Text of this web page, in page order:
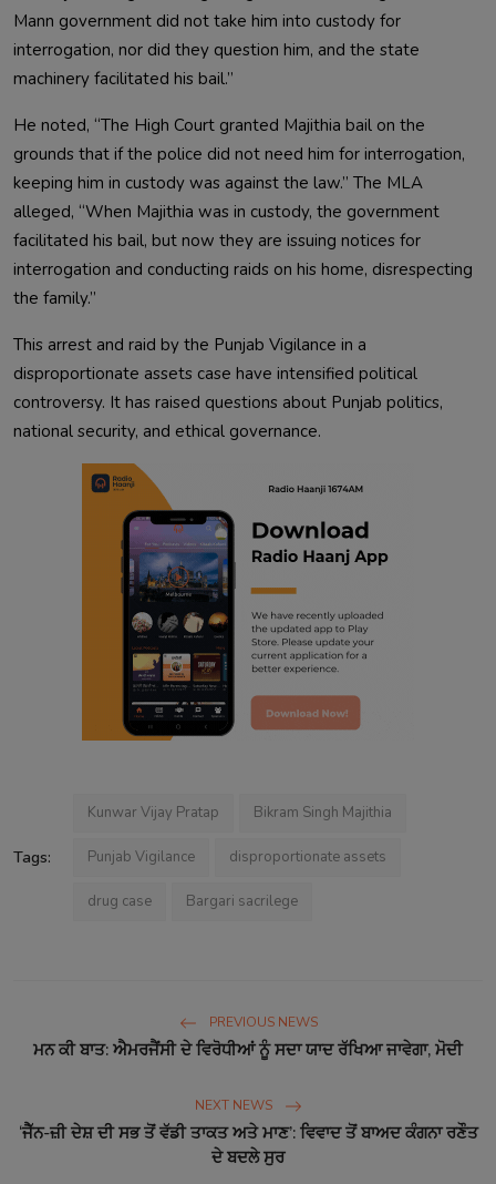
Mann government did not take him into custody for
interrogation, nor did they question him, and the state
machinery facilitated his bail.”
He noted, “The High Court granted Majithia bail on the
grounds that if the police did not need him for interrogation,
keeping him in custody was against the law.” The MLA
alleged, “When Majithia was in custody, the government
facilitated his bail, but now they are issuing notices for
interrogation and conducting raids on his home, disrespecting
the family.”
This arrest and raid by the Punjab Vigilance in a
disproportionate assets case have intensified political
controversy. It has raised questions about Punjab politics,
national security, and ethical governance.
Tags:
Kunwar Vijay Pratap Bikram Singh Majithia
Punjab Vigilance disproportionate assets
drug case Bargari sacrilege
PREVIOUS NEWS
ਮਨ ਕੀ ਬਾਤ: ਐਮਰਜੈਂਸੀ ਦੇ ਵਿਰੋਧੀਆਂ ਨੂੰ ਸਦਾ ਯਾਦ ਰੱਖਿਆ ਜਾਵੇਗਾ, ਮੋਦੀ
NEXT NEWS
‘ਜੈੱਨ-ਜ਼ੀ ਦੇਸ਼ ਦੀ ਸਭ ਤੋਂ ਵੱਡੀ ਤਾਕਤ ਅਤੇ ਮਾਣ’: ਵਿਵਾਦ ਤੋਂ ਬਾਅਦ ਕੰਗਨਾ ਰਣੌਤ
ਦੇ ਬਦਲੇ ਸੁਰ